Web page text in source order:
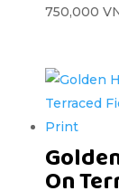
750,000
On